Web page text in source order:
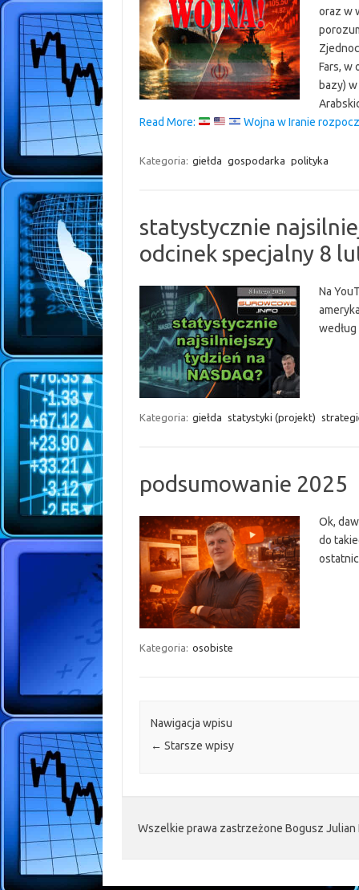
oraz w
Fars, w
bazy)
Read More:
Wojna w Iranie
Kategoria: giełda gospodarka polityka
statystycznie
odcinek specjalny 8
Na
Kategoria: giełda statystyki (projekt)
podsumowanie 2025
Ok,
do
Kategoria: osobiste
Nawigacja wpisu
← Starsze wpisy
Wszelkie prawa zastrzeżone Bogusz Julian